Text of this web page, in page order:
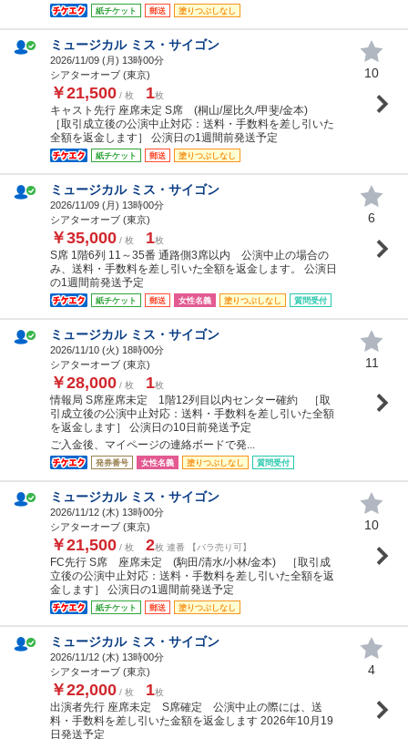
紙チケット 郵送 塗りつぶしなし
ミュージカル ミス・サイゴン
2026/11/09 (月) 13時00分
シアターオーブ (東京)
￥21,500 / 枚 1枚
キャスト先行 座席未定 S席 (桐山/屋比久/甲斐/金本)
［取引成立後の公演中止対応：送料・手数料を差し引いた
全額を返金します］ 公演日の1週間前発送予定
紙チケット 郵送 塗りつぶしなし
10
ミュージカル ミス・サイゴン
2026/11/09 (月) 13時00分
シアターオーブ (東京)
￥35,000 / 枚 1枚
S席 1階6列 11～35番 通路側3席以内 公演中止の場合の
み、送料・手数料を差し引いた全額を返金します。 公演日
の1週間前発送予定
紙チケット 郵送 女性名義 塗りつぶしなし 質問受付
6
ミュージカル ミス・サイゴン
2026/11/10 (火) 18時00分
シアターオーブ (東京)
￥28,000 / 枚 1枚
情報局 S席座席未定 1階12列目以内センター確約 ［取
引成立後の公演中止対応：送料・手数料を差し引いた全額
を返金します］ 公演日の10日前発送予定
ご入金後、マイページの連絡ボードで発...
発券番号 女性名義 塗りつぶしなし 質問受付
11
ミュージカル ミス・サイゴン
2026/11/12 (木) 13時00分
シアターオーブ (東京)
￥21,500 / 枚 2枚 連番 【バラ売り可】
FC先行 S席 座席未定 (駒田/清水/小林/金本) ［取引成
立後の公演中止対応：送料・手数料を差し引いた全額を返
金します］ 公演日の1週間前発送予定
紙チケット 郵送 塗りつぶしなし
10
ミュージカル ミス・サイゴン
2026/11/12 (木) 13時00分
シアターオーブ (東京)
￥22,000 / 枚 1枚
出演者先行 座席未定 S席確定 公演中止の際には、送
料・手数料を差し引いた金額を返金します 2026年10月19
日発送予定
4